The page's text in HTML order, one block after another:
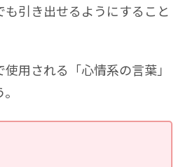
も引き出せるようにすること
用される「心情系の言葉」